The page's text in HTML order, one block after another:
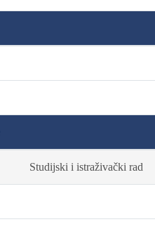
Studijski i istraživački rad